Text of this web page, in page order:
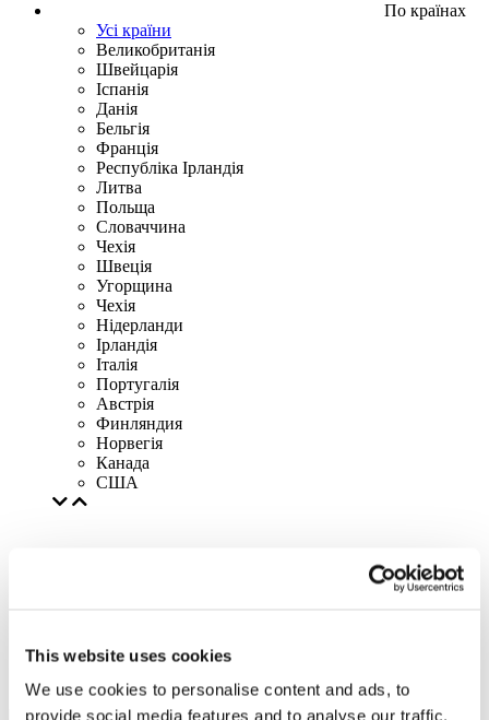
This website uses cookies
We use cookies to personalise content and ads, to
provide social media features and to analyse our traffic.
По країнах
Усі країни
Великобританія
Швейцарія
Іспанія
Данія
Бельгія
Франція
Республіка Ірландія
Литва
Польща
Словаччина
Чехія
Швецiя
Угорщина
Чехія
Нідерланди
Iрландія
Iталiя
Португалія
Австрія
Финляндия
Норвегія
Канада
США